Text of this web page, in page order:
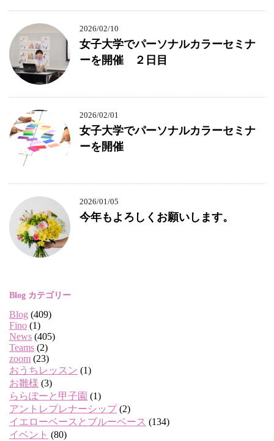
2026/02/10
女子大学でパーソナルカラーセミナ
ーを開催 ２日目
2026/02/01
女子大学でパーソナルカラーセミナ
ーを開催
2026/01/05
今年もよろしくお願いします。
Blog カテゴリー
Blog (409)
Fino (1)
News (405)
Teams (2)
zoom (23)
おうちレッスン (1)
お雛様 (3)
ららぽーと甲子園 (1)
アントレプレナーシップ (2)
イエローベースとブルーベース (134)
イベント (80)